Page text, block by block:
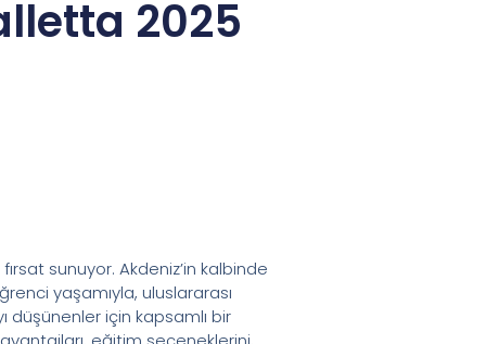
2025
sunuyor. Akdeniz’in kalbinde
yaşamıyla, uluslararası
düşünenler için kapsamlı bir